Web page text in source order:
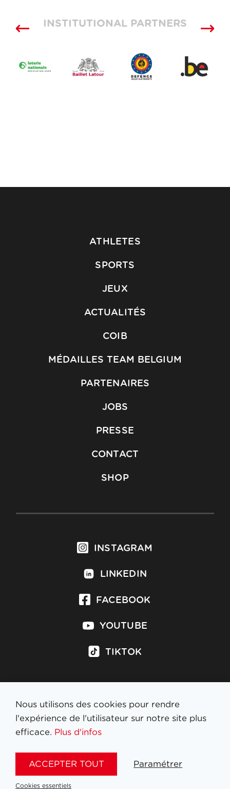
INSTITUTIONAL PARTNERS
ATHLETES
SPORTS
JEUX
ACTUALITÉS
COIB
MÉDAILLES TEAM BELGIUM
PARTENAIRES
JOBS
PRESSE
CONTACT
SHOP
INSTAGRAM
LINKEDIN
FACEBOOK
YOUTUBE
TIKTOK
S'inscrire à la newsletter
Nous utilisons des cookies pour rendre
l'expérience de l'utilisateur sur notre site plus
efficace. Plus d'infos
ACCEPTER TOUT Paramétrer
Cookies essentiels